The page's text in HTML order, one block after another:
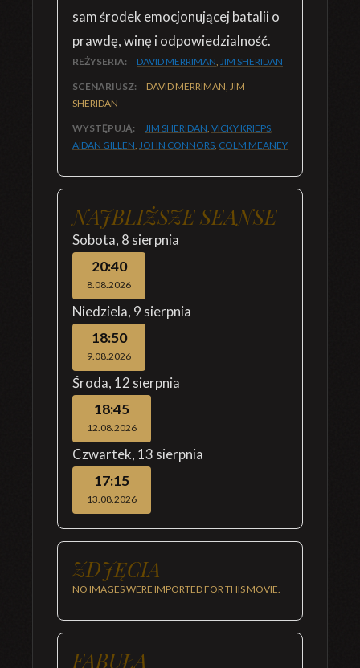
sam środek emocjonującej batalii o
prawdę, winę i odpowiedzialność.
REŻYSERIA: DAVID MERRIMAN, JIM SHERIDAN
SCENARIUSZ:
DAVID MERRIMAN, JIM
SHERIDAN
WYSTĘPUJĄ: JIM SHERIDAN, VICKY KRIEPS,
AIDAN GILLEN, JOHN CONNORS, COLM MEANEY
NAJBLIŻSZE SEANSE
Sobota, 8 sierpnia
20:40
8.08.2026
Niedziela, 9 sierpnia
18:50
9.08.2026
Środa, 12 sierpnia
18:45
12.08.2026
Czwartek, 13 sierpnia
17:15
13.08.2026
ZDJĘCIA
NO IMAGES WERE IMPORTED FOR THIS MOVIE.
FABUŁA